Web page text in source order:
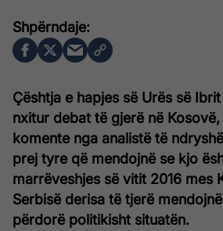
Çështja e hapjes së Urës së
nxitur debat të gjerë në
komente nga analistë të
prej tyre që mendojnë se kjo
marrëveshjes së vitit 2016 mes
Serbisë derisa të tjerë
përdorë politikisht situatën.